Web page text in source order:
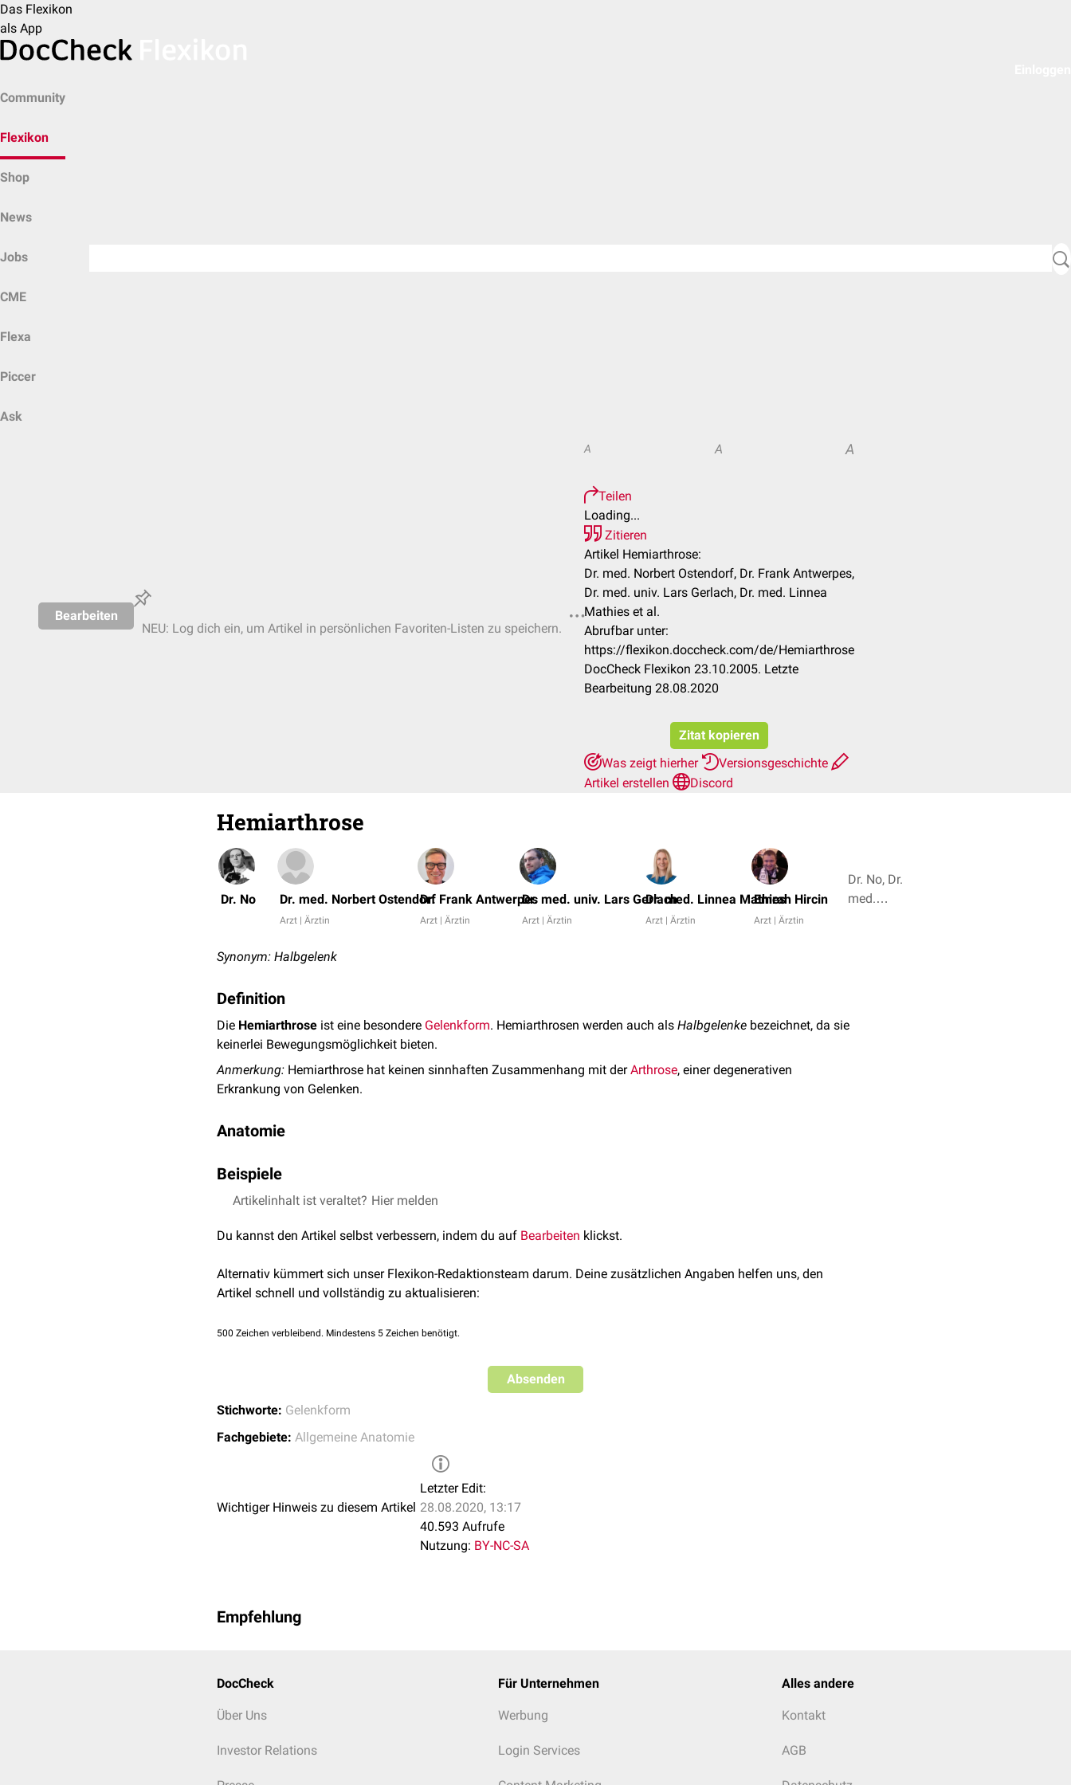
Das Flexikon
als App
Community
Flexikon
Shop
News
Jobs
CME
Flexa
Piccer
Ask
Bearbeiten
NEU: Log dich ein, um Artikel in persönlichen Favoriten-Listen zu speichern.
A A A
Teilen
Loading...
Zitieren
Artikel Hemiarthrose:
Dr. med. Norbert Ostendorf, Dr. Frank Antwerpes,
Dr. med. univ. Lars Gerlach, Dr. med. Linnea
Mathies et al.
Abrufbar unter:
https://flexikon.doccheck.com/de/Hemiarthrose
DocCheck Flexikon 23.10.2005. Letzte
Bearbeitung 28.08.2020
Zitat kopieren
Was zeigt hierher
Versionsgeschichte
Artikel erstellen
Discord
Hemiarthrose
Dr. No Dr. med. Norbert Ostendorf
Arzt | Ärztin
Dr. Frank Antwerpes
Arzt | Ärztin
Dr. med. univ. Lars Gerlach
Arzt | Ärztin
Dr. med. Linnea Mathies
Arzt | Ärztin
Emrah Hircin
Arzt | Ärztin
Dr. No, Dr.
med.
Synonym: Halbgelenk
Definition
Die Hemiarthrose ist eine besondere Gelenkform. Hemiarthrosen werden auch als Halbgelenke bezeichnet, da sie
keinerlei Bewegungsmöglichkeit bieten.
Anmerkung: Hemiarthrose hat keinen sinnhaften Zusammenhang mit derArthrose, einer degenerativen
Erkrankung von Gelenken.
Anatomie
zwischen den
Beispiele
DieSymphysis pubicaoder dieUnkovertebralgelenke
Artikelinhalt ist veraltet? Hier melden
Du kannst den Artikel selbst verbessern, indem du auf Bearbeiten klickst.
Alternativ kümmert sich unser Flexikon-Redaktionsteam darum. Deine zusätzlichen Angaben helfen uns, den
Artikel schnell und vollständig zu aktualisieren:
500 Zeichen verbleibend. Mindestens 5 Zeichen benötigt.
Absenden
Stichworte: Gelenkform
Fachgebiete: Allgemeine Anatomie
Wichtiger Hinweis zu diesem Artikel
Letzter Edit:
28.08.2020, 13:17
40.593 Aufrufe
Nutzung: BY-NC-SA
Empfehlung
DocCheck
Über Uns
Investor Relations
Für Unternehmen
Werbung
Login Services
Alles andere
Kontakt
AGB